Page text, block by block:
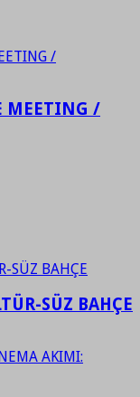
MEETING /
SÜZ BAHÇE